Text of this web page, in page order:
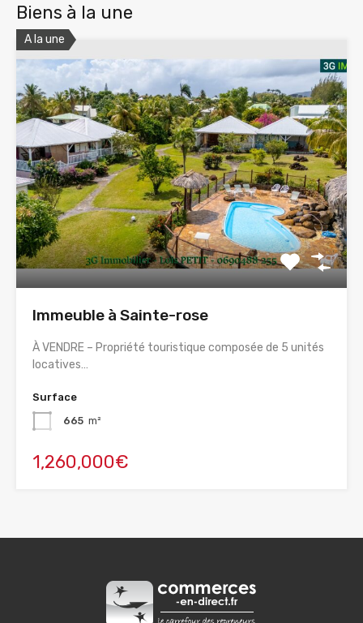
Biens à la une
A la une
Immeuble à Sainte-rose
À VENDRE – Propriété touristique composée de 5 unités
locatives…
Surface
665 m²
1,260,000€